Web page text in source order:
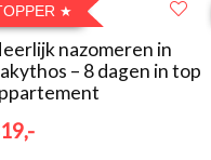
nazomeren in
– 8 dagen in top